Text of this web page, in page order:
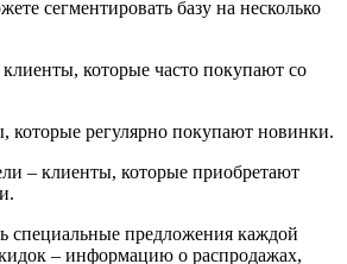
сегментировать базу на несколько
которые часто покупают со
регулярно покупают новинки.
– клиенты, которые приобретают
специальные предложения каждой
– информацию о распродажах,